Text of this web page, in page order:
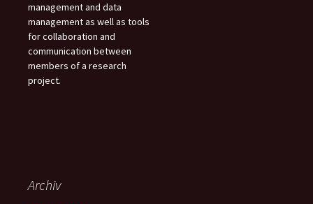
management and data
management as well as tools
for collaboration and
communication between
members of a research
project.
Archiv